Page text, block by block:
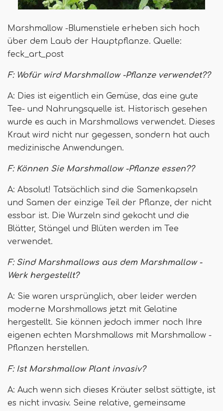
Marshmallow -Blumenstiele erheben sich hoch
über dem Laub der Hauptpflanze. Quelle:
feck_art_post
F: Wofür wird Marshmallow -Pflanze verwendet??
A: Dies ist eigentlich ein Gemüse, das eine gute
Tee- und Nahrungsquelle ist. Historisch gesehen
wurde es auch in Marshmallows verwendet. Dieses
Kraut wird nicht nur gegessen, sondern hat auch
medizinische Anwendungen.
F: Können Sie Marshmallow -Pflanze essen??
A: Absolut! Tatsächlich sind die Samenkapseln
und Samen der einzige Teil der Pflanze, der nicht
essbar ist. Die Wurzeln sind gekocht und die
Blätter, Stängel und Blüten werden im Tee
verwendet.
F: Sind Marshmallows aus dem Marshmallow -
Werk hergestellt?
A: Sie waren ursprünglich, aber leider werden
moderne Marshmallows jetzt mit Gelatine
hergestellt. Sie können jedoch immer noch Ihre
eigenen echten Marshmallows mit Marshmallow -
Pflanzen herstellen.
F: Ist Marshmallow Plant invasiv?
A: Auch wenn sich dieses Kräuter selbst sättigte, ist
es nicht invasiv. Seine relative, gemeinsame